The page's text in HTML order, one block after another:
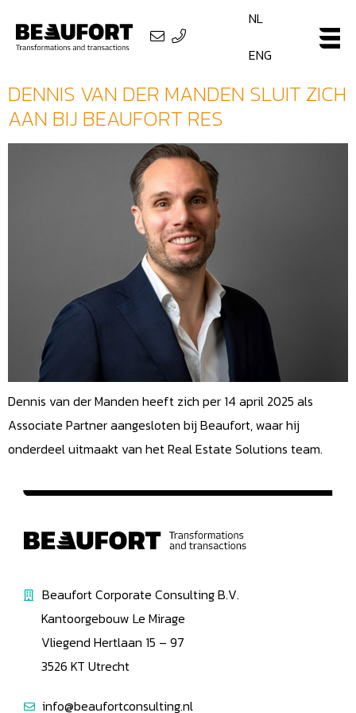
NL
ENG
DENNIS VAN DER MANDEN SLUIT ZICH
AAN BIJ BEAUFORT RES
Dennis van der Manden heeft zich per 14 april 2025 als
Associate Partner aangesloten bij Beaufort, waar hij
onderdeel uitmaakt van het Real Estate Solutions team.
Beaufort Corporate Consulting B.V.
Kantoorgebouw Le Mirage
Vliegend Hertlaan 15 – 97
3526 KT Utrecht
info@beaufortconsulting.nl